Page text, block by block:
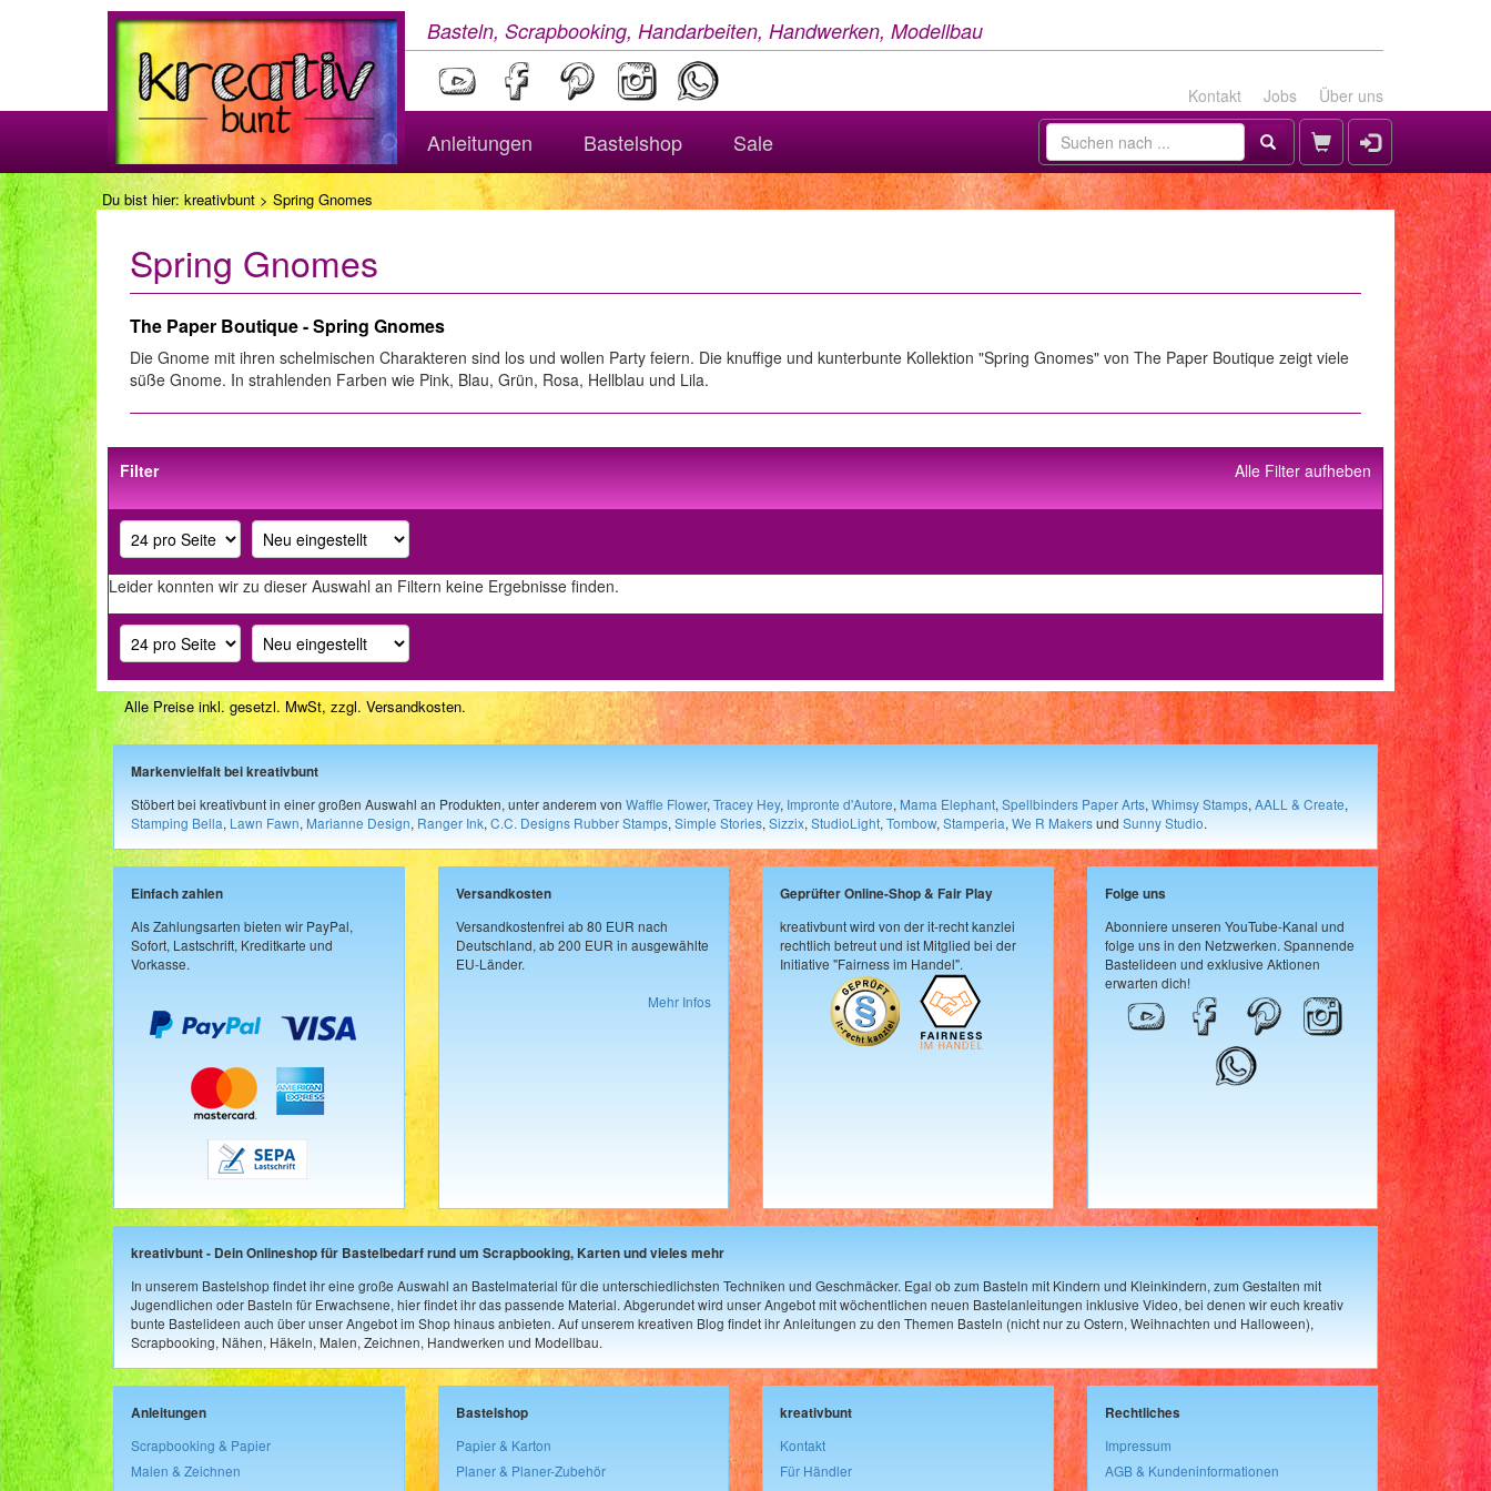
Basteln, Scrapbooking, Handarbeiten, Handwerken, Modellbau
Kontakt Jobs Über uns
Anleitungen Bastelshop Sale
Du bist hier: kreativbunt > Spring Gnomes
Spring Gnomes
The Paper Boutique - Spring Gnomes
Die Gnome mit ihren schelmischen Charakteren sind los und wollen Party feiern. Die knuffige und kunterbunte Kollektion "Spring Gnomes" von The Paper Boutique zeigt viele
süße Gnome. In strahlenden Farben wie Pink, Blau, Grün, Rosa, Hellblau und Lila.
Alle Filter aufheben
Filter
Leider konnten wir zu dieser Auswahl an Filtern keine Ergebnisse finden.
Alle Preise inkl. gesetzl. MwSt, zzgl. Versandkosten.
Markenvielfalt bei kreativbunt
Stöbert bei kreativbunt in einer großen Auswahl an Produkten, unter anderem von Waffle Flower, Tracey Hey, Impronte d'Autore, Mama Elephant, Spellbinders Paper Arts, Whimsy Stamps, AALL & Create,
Stamping Bella, Lawn Fawn, Marianne Design, Ranger Ink, C.C. Designs Rubber Stamps, Simple Stories, Sizzix, StudioLight, Tombow, Stamperia, We R Makersund Sunny Studio.
Einfach zahlen
Als Zahlungsarten bieten wir PayPal,
Sofort, Lastschrift, Kreditkarte und
Vorkasse.
Versandkosten
Versandkostenfrei ab 80 EUR nach
Deutschland, ab 200 EUR in ausgewählte
EU-Länder.
Mehr Infos
Geprüfter Online-Shop & Fair Play
kreativbunt wird von der it-recht kanzlei
rechtlich betreut und ist Mitglied bei der
Initiative "Fairness im Handel".
Folge uns
Abonniere unseren YouTube-Kanal und
folge uns in den Netzwerken. Spannende
Bastelideen und exklusive Aktionen
erwarten dich!
kreativbunt - Dein Onlineshop für Bastelbedarf rund um Scrapbooking, Karten und vieles mehr
In unserem Bastelshop findet ihr eine große Auswahl an Bastelmaterial für die unterschiedlichsten Techniken und Geschmäcker. Egal ob zum Basteln mit Kindern und Kleinkindern, zum Gestalten mit
Jugendlichen oder Basteln für Erwachsene, hier findet ihr das passende Material. Abgerundet wird unser Angebot mit wöchentlichen neuen Bastelanleitungen inklusive Video, bei denen wir euch kreativ
bunte Bastelideen auch über unser Angebot im Shop hinaus anbieten. Auf unserem kreativen Blog findet ihr Anleitungen zu den Themen Basteln (nicht nur zu Ostern, Weihnachten und Halloween),
Scrapbooking, Nähen, Häkeln, Malen, Zeichnen, Handwerken und Modellbau.
Anleitungen
Scrapbooking & Papier
Malen & Zeichnen
Bastelshop
Papier & Karton
Planer & Planer-Zubehör
kreativbunt
Kontakt
Für Händler
Rechtliches
Impressum
AGB & Kundeninformationen